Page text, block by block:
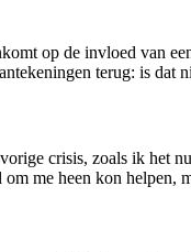
op de invloed van
terug: is
crisis, zoals ik het
me heen kon helpen,